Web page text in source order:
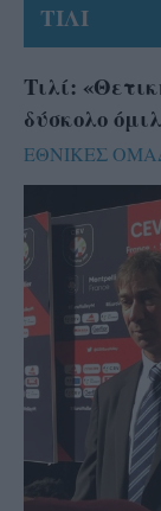
ΤΙΛΙ
Τιλί:
δύσκολο
ΕΘΝΙΚΕΣ